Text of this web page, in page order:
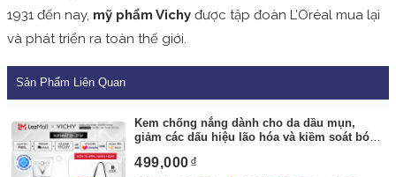
1931 đến nay, mỹ phẩm Vichy được tập đoàn L’Oréal mua lại
và phát triển ra toàn thế giới.
Sản Phẩm Liên Quan
Kem chống nắng dành cho da dầu mụn,
giảm các dấu hiệu lão hóa và kiềm soát bóng
50ml
By: Vichy Flagship Store
499,000